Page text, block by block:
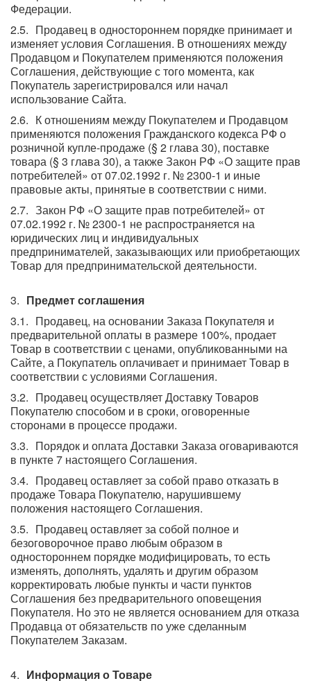
Федерации.
Продавец в одностороннем порядке принимает и
изменяет условия Соглашения. В отношениях между
Продавцом и Покупателем применяются положения
Соглашения, действующие с того момента, как
Покупатель зарегистрировался или начал
использование Сайта.
К отношениям между Покупателем и Продавцом
применяются положения Гражданского кодекса РФ о
розничной купле-продаже (§ 2 глава 30), поставке
товара (§ 3 глава 30), а также Закон РФ «О защите прав
потребителей» от 07.02.1992 г. № 2300-1 и иные
правовые акты, принятые в соответствии с ними.
Закон РФ «О защите прав потребителей» от
07.02.1992 г. № 2300-1 не распространяется на
юридических лиц и индивидуальных
предпринимателей, заказывающих или приобретающих
Товар для предпринимательской деятельности.
Предмет соглашения
Продавец, на основании Заказа Покупателя и
предварительной оплаты в размере 100%, продает
Товар в соответствии с ценами, опубликованными на
Сайте, а Покупатель оплачивает и принимает Товар в
соответствии с условиями Соглашения.
Продавец осуществляет Доставку Товаров
Покупателю способом и в сроки, оговоренные
сторонами в процессе продажи.
Порядок и оплата Доставки Заказа оговариваются
в пункте 7 настоящего Соглашения.
Продавец оставляет за собой право отказать в
продаже Товара Покупателю, нарушившему
положения настоящего Соглашения.
Продавец оставляет за собой полное и
безоговорочное право любым образом в
одностороннем порядке модифицировать, то есть
изменять, дополнять, удалять и другим образом
корректировать любые пункты и части пунктов
Соглашения без предварительного оповещения
Покупателя. Но это не является основанием для отказа
Продавца от обязательств по уже сделанным
Покупателем Заказам.
Информация о Товаре